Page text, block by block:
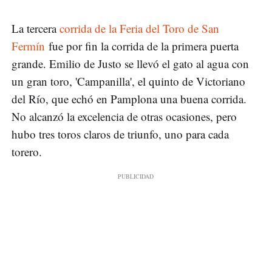
La terceracorrida de la Feria del Toro de San
Fermín fue por fin la corrida de la primera puerta
grande. Emilio de Justo se llevó el gato al agua con
un gran toro, 'Campanilla', el quinto de Victoriano
del Río, que echó en Pamplona una buena corrida.
No alcanzó la excelencia de otras ocasiones, pero
hubo tres toros claros de triunfo, uno para cada
torero.